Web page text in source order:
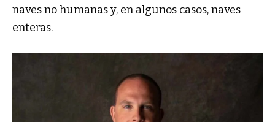
naves no humanas y, en algunos casos, naves
enteras.